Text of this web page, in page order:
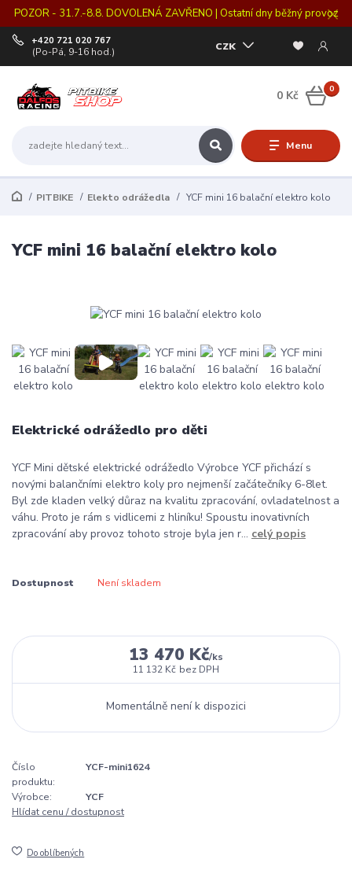
POZOR - 31.7.-8.8. DOVOLENÁ ZAVŘENO | Ostatní dny běžný provoz
Menu
CZK
+420 721 020 767
(Po-Pá, 9-16 hod.)
0
0 Kč
PITBIKE Elekto odrážedla YCF mini 16 balační elektro kolo
YCF mini 16 balační elektro kolo
Elektrické odrážedlo pro děti
YCF Mini dětské elektrické odrážedlo Výrobce YCF přichází s
novými balančními elektro koly pro nejmenší začátečníky 6-8let.
Byl zde kladen velký důraz na kvalitu zpracování, ovladatelnost a
váhu. Proto je rám s vidlicemi z hliníku! Spoustu inovativních
zpracování aby provoz tohoto stroje byla jen r... celý popis
Dostupnost Není skladem
13 470 Kč/ks
11 132 Kč bez DPH
Momentálně není k dispozici
Číslo
produktu:
YCF-mini1624
Výrobce:
YCF
Hlídat cenu / dostupnost
Do oblíbených